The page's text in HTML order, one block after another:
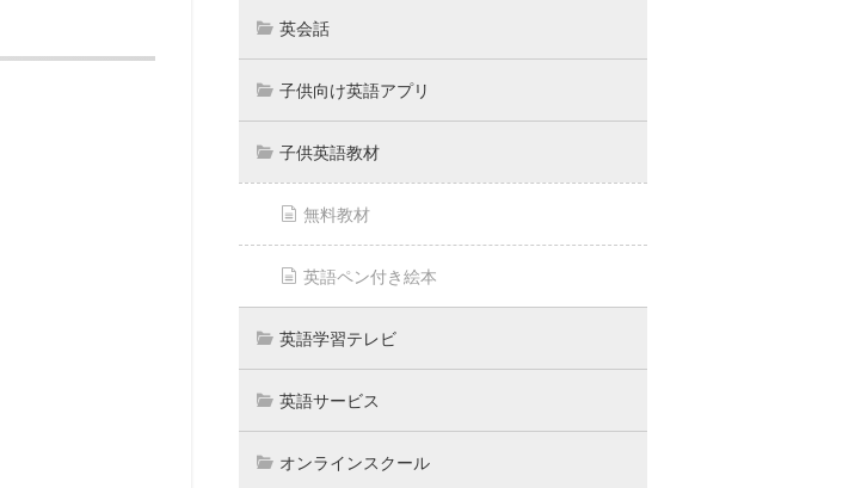
英会話
子供向け英語アプリ
子供英語教材
無料教材
英語ペン付き絵本
英語学習テレビ
英語サービス
オンラインスクール